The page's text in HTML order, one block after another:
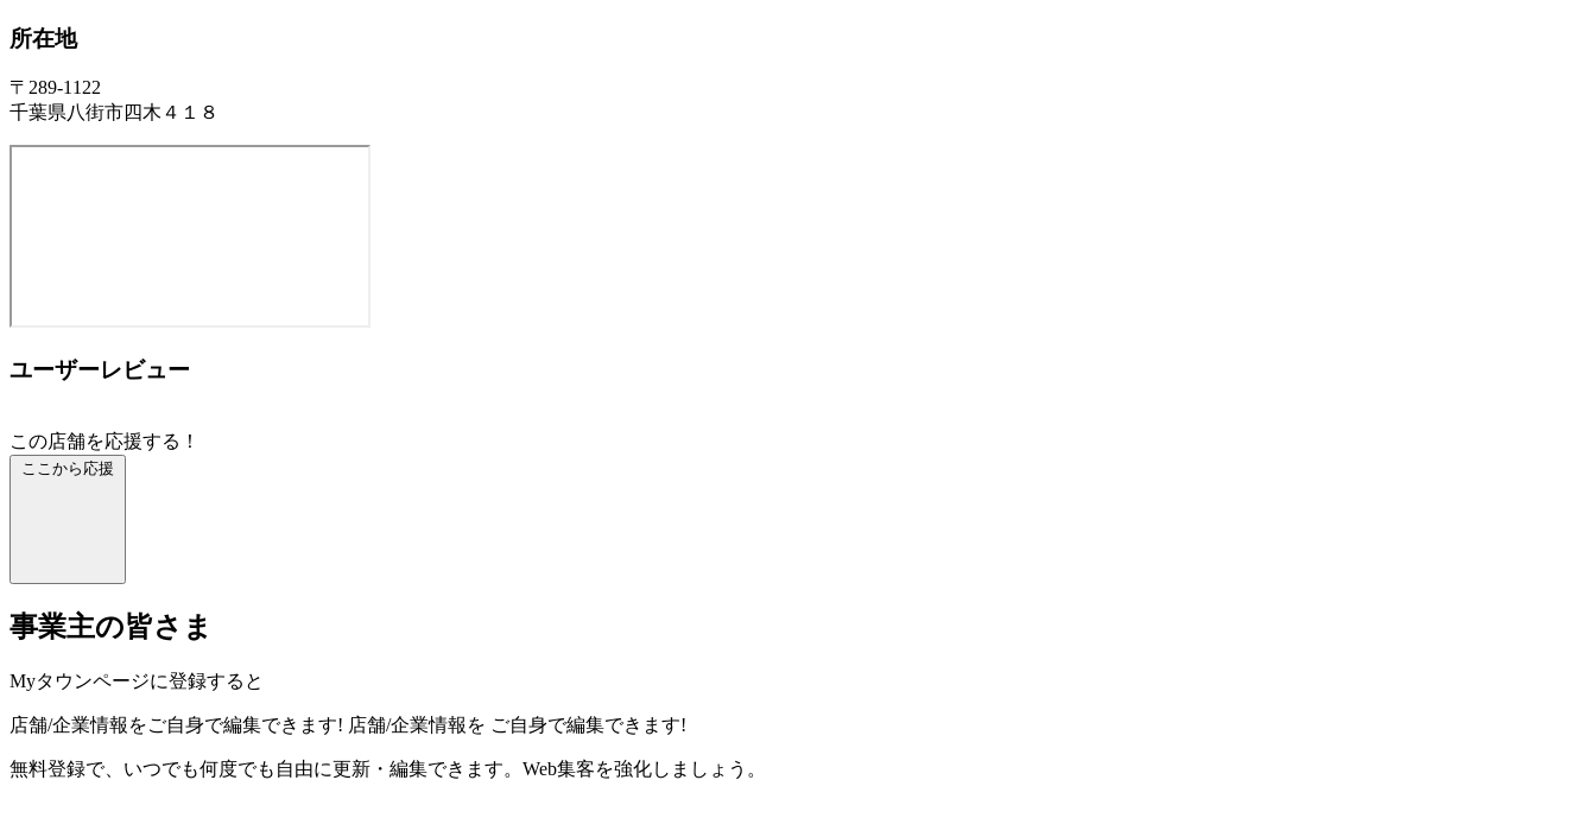
所在地
〒289-1122
千葉県八街市四木４１８
ユーザーレビュー
この店舗を応援する！
ここから応援
事業主の皆さま
Myタウンページに登録すると
店舗/企業情報をご自身で編集できます! 店舗/企業情報を ご自身で編集できます!
無料登録で、いつでも何度でも自由に更新・編集できます。Web集客を強化しましょう。